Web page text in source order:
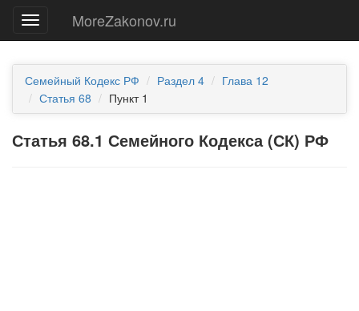
Меню MoreZakonov.ru
Семейный Кодекс РФ Раздел 4
Глава 12
Статья 68
Пункт 1
Статья 68.1 Семейного Кодекса (СК) РФ